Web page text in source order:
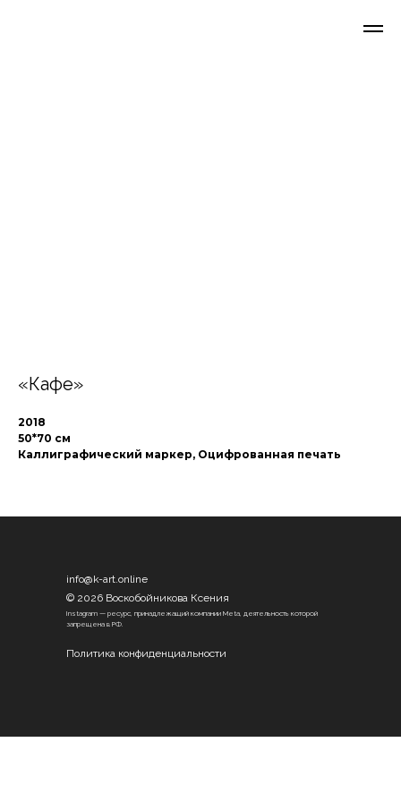
«Кафе»
2018
50*70 см
Каллиграфический маркер, Оцифрованная печать
Instagram — ресурс, принадлежащий компании Meta, деятельность которой
запрещена в РФ.
© 2026 Воскобойникова Ксения
info@k-art.online
Политика конфиденциальности